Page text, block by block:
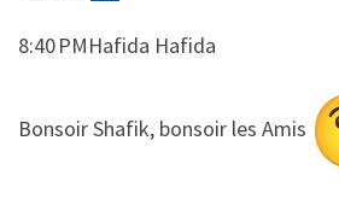
8:40 PMHafida Hafida
​​Bonsoir Shafik, bonsoir les Amis